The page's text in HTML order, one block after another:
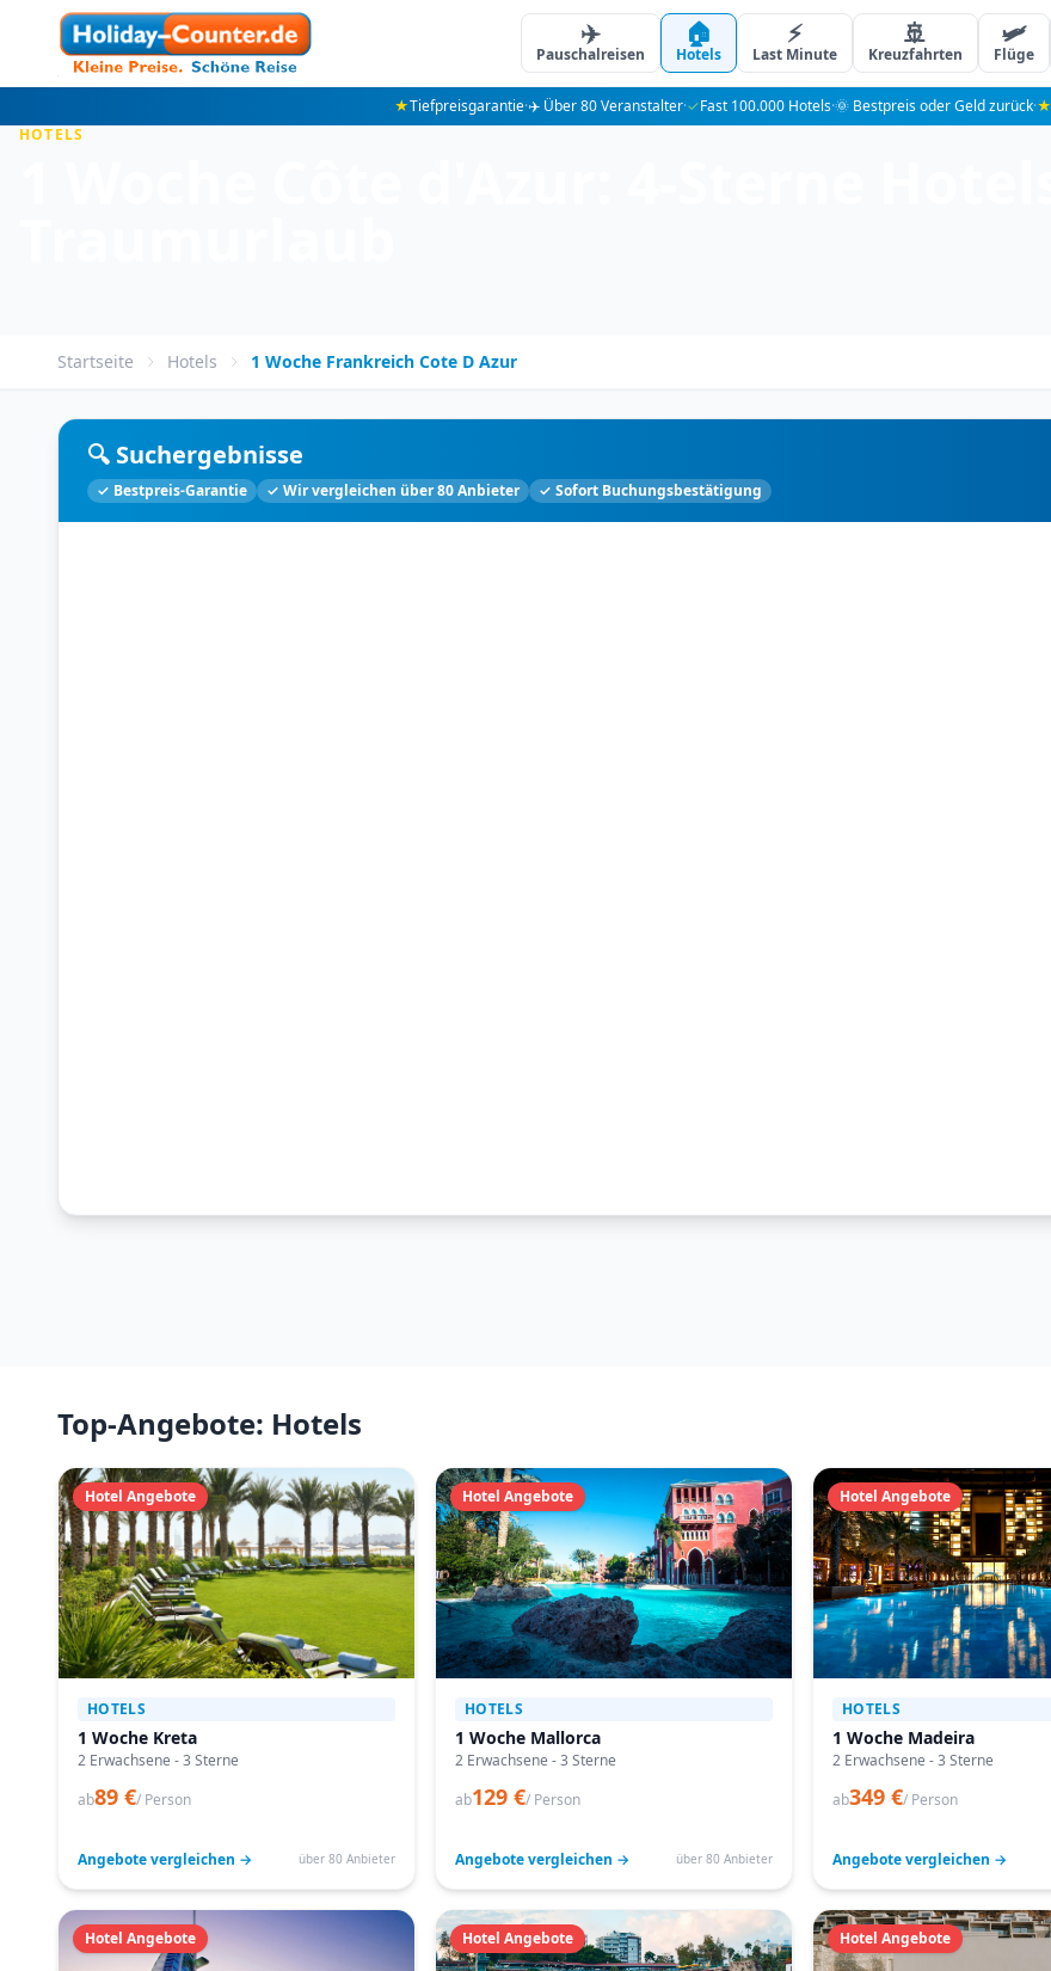
✈️
Pauschalreisen
🏠
Hotels
⚡
Last Minute
🚢
Kreuzfahrten
🛩️
Flüge
★Tiefpreisgarantie·✈️ Über 80 Veranstalter·✓Fast 100.000 Hotels·🌞 Bestpreis oder Geld zurück·★
HOTELS
Startseite Hotels 1 Woche Frankreich Cote D Azur
🔍 Suchergebnisse
✓ Bestpreis-Garantie ✓ Wir vergleichen über 80 Anbieter ✓ Sofort Buchungsbestätigung
Top-Angebote: Hotels
Hotel Angebote
HOTELS
1 Woche Kreta
2 Erwachsene - 3 Sterne
ab89 €/ Person
Angebote vergleichen → über 80 Anbieter
Hotel Angebote
HOTELS
1 Woche Mallorca
2 Erwachsene - 3 Sterne
ab129 €/ Person
Angebote vergleichen → über 80 Anbieter
Hotel Angebote
HOTELS
1 Woche Madeira
2 Erwachsene - 3 Sterne
ab349 €/ Person
Angebote vergleichen →
Hotel Angebote Hotel Angebote Hotel Angebote